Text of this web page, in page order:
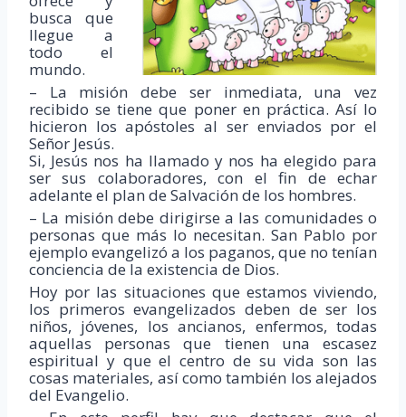
busca que
llegue a
todo el
mundo.
– La misión debe ser inmediata, una vez
recibido se tiene que poner en práctica. Así lo
hicieron los apóstoles al ser enviados por el
Señor Jesús.
Si, Jesús nos ha llamado y nos ha elegido para
ser sus colaboradores, con el fin de echar
adelante el plan de Salvación de los hombres.
– La misión debe dirigirse a las comunidades o
personas que más lo necesitan. San Pablo por
ejemplo evangelizó a los paganos, que no tenían
conciencia de la existencia de Dios.
Hoy por las situaciones que estamos viviendo,
los primeros evangelizados deben de ser los
niños, jóvenes, los ancianos, enfermos, todas
aquellas personas que tienen una escasez
espiritual y que el centro de su vida son las
cosas materiales, así como también los alejados
del Evangelio.